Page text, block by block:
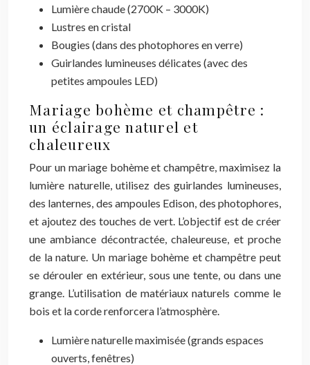
Lumière chaude (2700K – 3000K)
Lustres en cristal
Bougies (dans des photophores en verre)
Guirlandes lumineuses délicates (avec des
petites ampoules LED)
Mariage bohème et champêtre :
un éclairage naturel et
chaleureux
Pour un mariage bohème et champêtre, maximisez la
lumière naturelle, utilisez des guirlandes lumineuses,
des lanternes, des ampoules Edison, des photophores,
et ajoutez des touches de vert. L’objectif est de créer
une ambiance décontractée, chaleureuse, et proche
de la nature. Un mariage bohème et champêtre peut
se dérouler en extérieur, sous une tente, ou dans une
grange. L’utilisation de matériaux naturels comme le
bois et la corde renforcera l’atmosphère.
Lumière naturelle maximisée (grands espaces
ouverts, fenêtres)